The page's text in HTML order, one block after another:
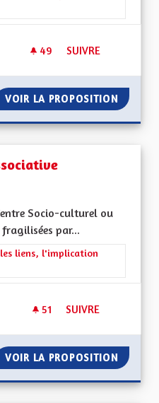
49 49 ABONNÉS
SUIVRE
VOIR LA PROPOSITION
Socio-culturel ou
fragilisées par...
: Les solidarités, les soins
liens, l'implication
51 51 ABONNÉS
SUIVRE
VOIR LA PROPOSITION